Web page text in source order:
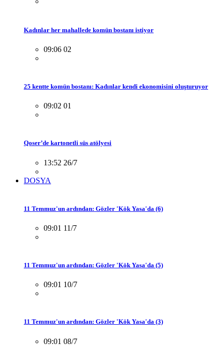
Kadınlar her mahallede komün bostanı istiyor
09:06 02
25 kentte komün bostanı: Kadınlar kendi ekonomisini oluşturuyor
09:02 01
Qoser’de kartonetli süs atölyesi
13:52 26/7
DOSYA
11 Temmuz'un ardından: Gözler 'Kök Yasa'da (6)
09:01 11/7
11 Temmuz'un ardından: Gözler 'Kök Yasa'da (5)
09:01 10/7
11 Temmuz'un ardından: Gözler 'Kök Yasa'da (3)
09:01 08/7